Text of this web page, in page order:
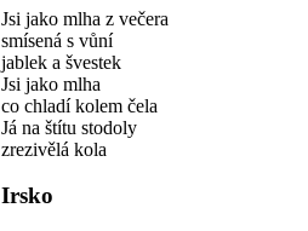
Jsi jako mlha z večera
smísená s vůní
jablek a švestek
Jsi jako mlha
co chladí kolem čela
Já na štítu stodoly
zrezivělá kola
Irsko